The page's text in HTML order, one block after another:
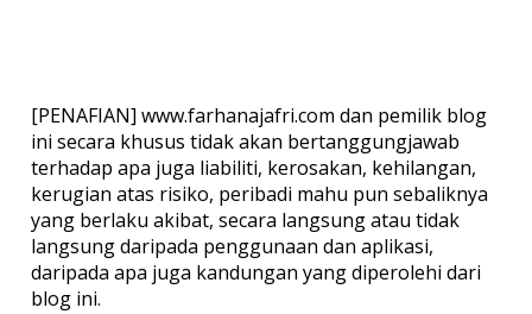
[PENAFIAN] www.farhanajafri.com dan pemilik blog
ini secara khusus tidak akan bertanggungjawab
terhadap apa juga liabiliti, kerosakan, kehilangan,
kerugian atas risiko, peribadi mahu pun sebaliknya
yang berlaku akibat, secara langsung atau tidak
langsung daripada penggunaan dan aplikasi,
daripada apa juga kandungan yang diperolehi dari
blog ini.